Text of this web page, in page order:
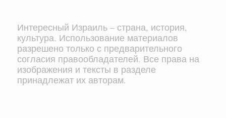
Интересный Израиль – страна, история,
культура. Использование материалов
разрешено только с предварительного
согласия правообладателей. Все права на
изображения и тексты в разделе
принадлежат их авторам.